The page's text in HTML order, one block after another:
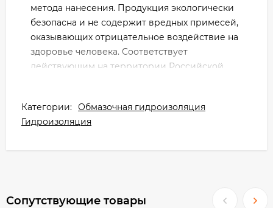
метода нанесения. Продукция экологически
безопасна и не содержит вредных примесей,
оказывающих отрицательное воздействие на
здоровье человека. Соответствует
действующим на территории Российской
ОБЛАСТЬ ПРИМЕНЕНИЯ
Категории: Обмазочная гидроизоляция
Гидроизоляция
Сопутствующие товары